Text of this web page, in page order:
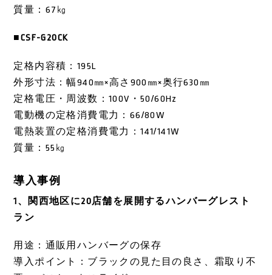
質量：67㎏
■CSF-G20CK
定格内容積：195L
外形寸法：幅940㎜×高さ900㎜×奥行630㎜
定格電圧・周波数：100V・50/60Hz
電動機の定格消費電力：66/80W
電熱装置の定格消費電力：141/141W
質量：55㎏
導入事例
1、関西地区に20店舗を展開するハンバーグレスト
ラン
用途：通販用ハンバーグの保存
導入ポイント：ブラックの見た目の良さ、霜取り不